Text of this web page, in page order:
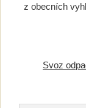
z obecních
Svoz